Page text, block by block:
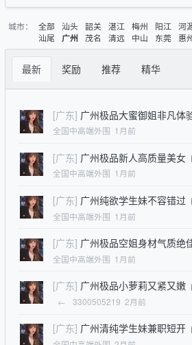
城市： 全部 汕头 韶关 湛江 梅州 阳江 河
汕尾
广州 茂名 清远 中山 东莞 惠
最新 奖励 推荐 精华
[广东] 广州极品大蜜御姐非凡体
全国中高端外围 1月前
[广东] 广州极品新人高质量美女
全国中高端外围 1月前
[广东] 广州纯欲学生妹不容错过
全国中高端外围 1月前
[广东] 广州极品空姐身材气质绝
全国中高端外围 1月前
[广东] 广州极品小萝莉又紧又嫩
← 3300505219 2月前
[广东] 广州清纯学生妹兼职短开